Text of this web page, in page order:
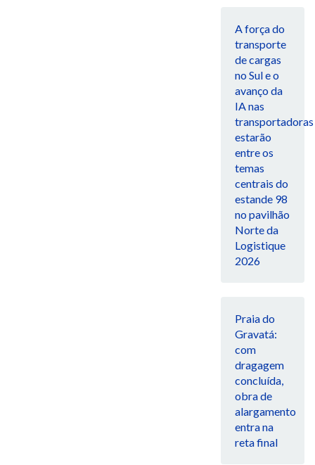
A força do
transporte
de cargas
no Sul e o
avanço da
IA nas
transportadoras
estarão
entre os
temas
centrais do
estande 98
no pavilhão
Norte da
Logistique
2026
Praia do
Gravatá:
com
dragagem
concluída,
obra de
alargamento
entra na
reta final